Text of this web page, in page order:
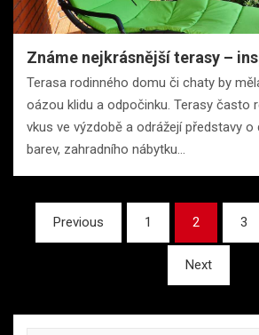
Známe nejkrásnější terasy –
Terasa rodinného domu či chaty by
oázou klidu a odpočinku. Terasy často
vkus ve výzdobě a odrážejí představy o
barev, zahradního nábytku…
Stránkování
příspěvků
Previous 1 2 3
Next